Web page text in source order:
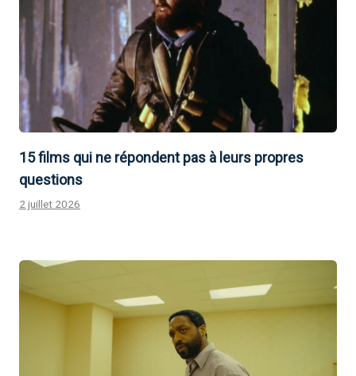
15 films qui ne répondent pas à leurs propres
questions
2 juillet 2026